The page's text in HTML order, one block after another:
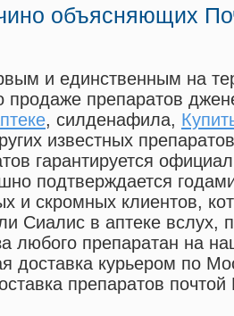
объясняющих
и единственным на
продаже препаратов
, силденафила,
известных препаратов
гарантируется
подтверждается
и скромных клиентов,
Сиалис в аптеке вслух,
любого препаратан на
доставка курьером по
препаратов